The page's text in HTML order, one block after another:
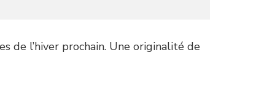
de l’hiver prochain. Une originalité de